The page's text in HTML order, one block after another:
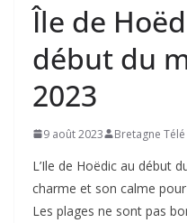
Île de
début du
2023
9 août 2023 Bretagne Télé
L’Ile de Hoëdic au début
charme et son calme
Les plages ne sont pas